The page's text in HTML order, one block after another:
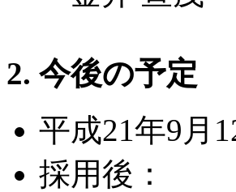
2. 今後の予定
平成21年9月
採用後：